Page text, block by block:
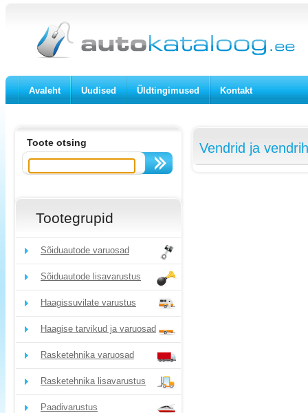
Avaleht Uudised Üldtingimused Kontakt
Toote otsing
Tootegrupid
Sõiduautode varuosad
Sõiduautode lisavarustus
Haagissuvilate varustus
Haagise tarvikud ja varuosad
Rasketehnika varuosad
Rasketehnika lisavarustus
Paadivarustus
Vendrid ja